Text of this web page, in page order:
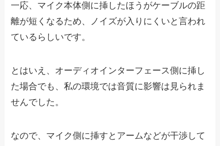
一応、マイク本体側に挿したほうがケーブルの距
離が短くなるため、ノイズが入りにくいと言われ
ているらしいです。
とはいえ、オーディオインターフェース側に挿し
た場合でも、私の環境では音質に影響は見られま
せんでした。
なので、マイク側に挿すとアームなどが干渉して